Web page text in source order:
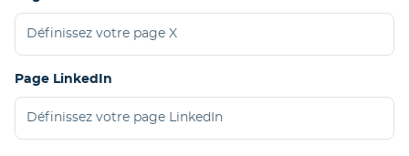
Page LinkedIn